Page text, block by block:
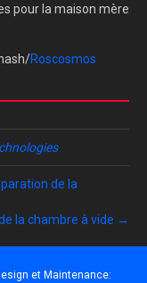
pour la maison mère
Roscosmos
de la
la chambre à vide →
et Maintenance: